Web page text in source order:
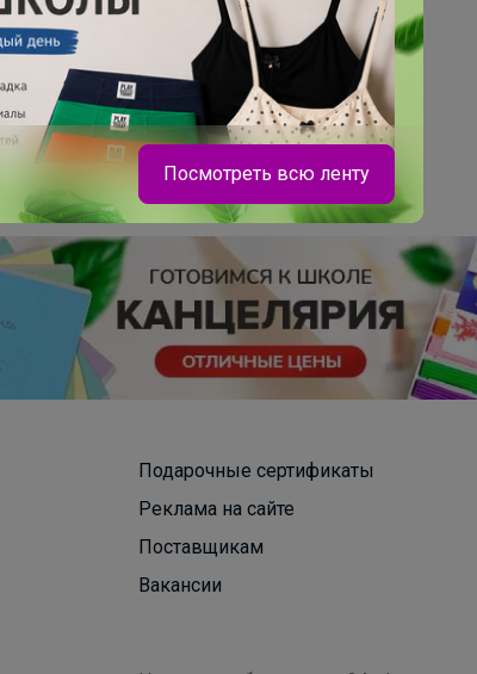
Подарочные сертификаты
Реклама на сайте
Поставщикам
Вакансии
Посмотреть всю ленту